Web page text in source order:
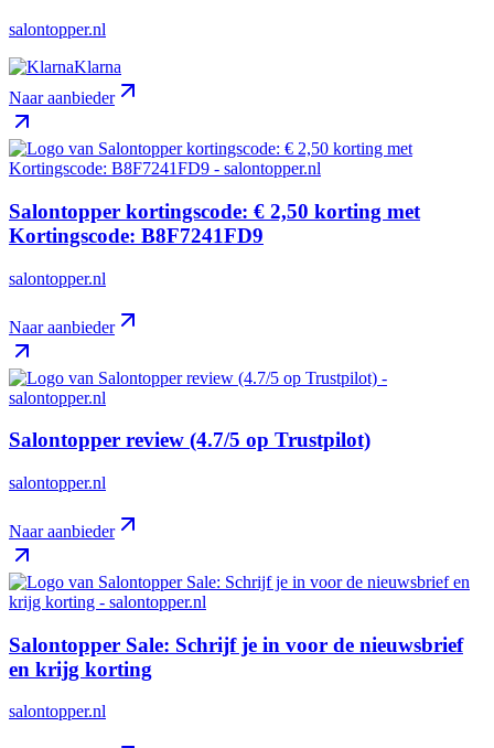
salontopper.nl
Klarna
Naar aanbieder
Salontopper kortingscode: € 2,50 korting met
Kortingscode: B8F7241FD9
salontopper.nl
Naar aanbieder
Salontopper review (4.7/5 op Trustpilot)
salontopper.nl
Naar aanbieder
Salontopper Sale: Schrijf je in voor de nieuwsbrief
en krijg korting
salontopper.nl